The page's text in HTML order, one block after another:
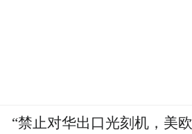
“禁止对华出口光刻机，美欧